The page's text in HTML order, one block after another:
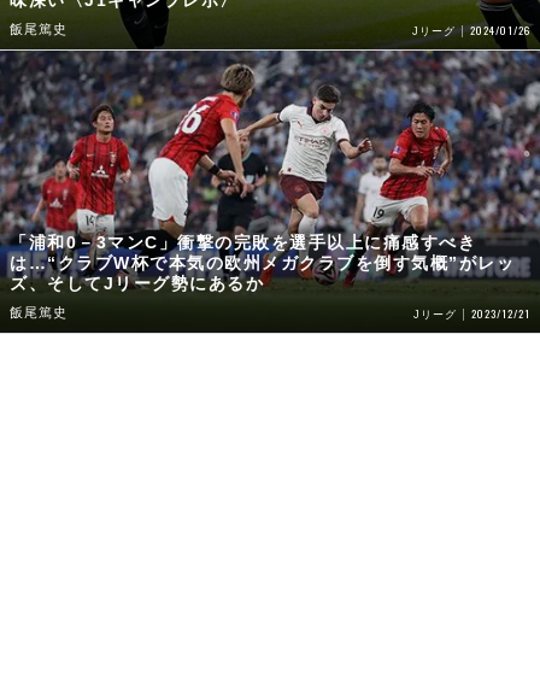
飯尾篤史 Jリーグ 2024/01/26
「浦和0－3マンC」衝撃の完敗を選手以上に痛感すべき
は…“クラブW杯で本気の欧州メガクラブを倒す気概”がレッ
ズ、そしてJリーグ勢にあるか
飯尾篤史 Jリーグ 2023/12/21